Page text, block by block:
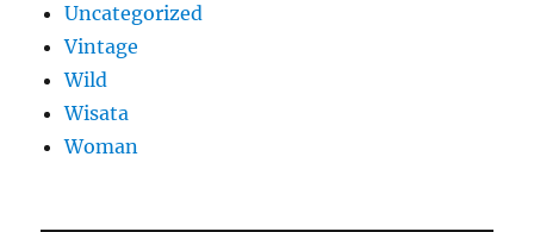
Uncategorized
Vintage
Wild
Wisata
Woman